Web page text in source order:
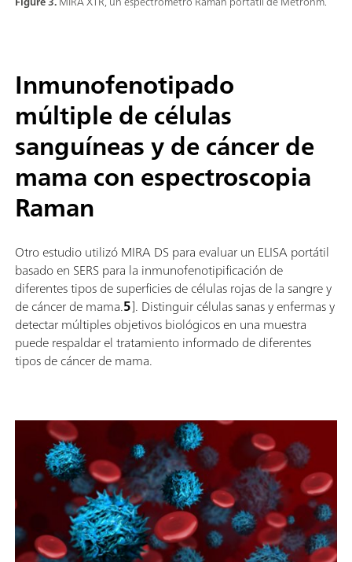
Inmunofenotipado
múltiple de células
sanguíneas y de cáncer de
mama con espectroscopia
Raman
Otro estudio utilizó MIRA DS para evaluar un ELISA portátil
basado en SERS para la inmunofenotipificación de
diferentes tipos de superficies de células rojas de la sangre y
de cáncer de mama.5]. Distinguir células sanas y enfermas y
detectar múltiples objetivos biológicos en una muestra
puede respaldar el tratamiento informado de diferentes
tipos de cáncer de mama.